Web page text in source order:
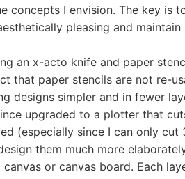
concepts I envision. The key is
pleasing and
an x-acto knife and paper
that paper stencils are not re-
designs simpler and in fewer
upgraded to a plotter that
(especially since I can only cut
them much more
or canvas board. Each